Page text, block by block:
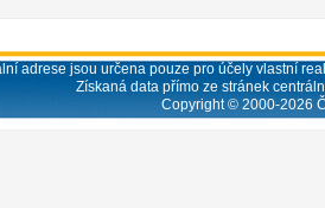
adrese jsou určena pouze pro účely vlastní
Získaná data přímo ze stránek
Copyright © 2000-2026